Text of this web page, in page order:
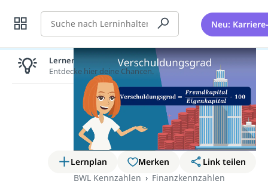
Suche Neu:
Lernplan Merken
Link teilen
BWL Kennzahlen
Finanzkennzahlen
Lernen lohnt sich!
Entdecke hier deine Chancen.